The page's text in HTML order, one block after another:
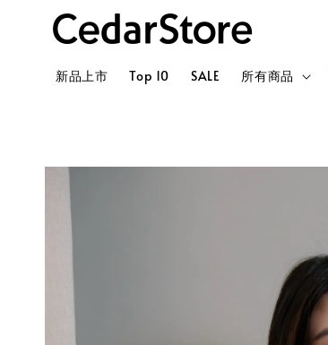
新品上市 Top 10 SALE 所有商品